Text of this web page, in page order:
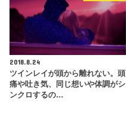
2018.8.24
ツインレイが頭から離れない。頭
痛や吐き気、同じ想いや体調がシ
ンクロするの…